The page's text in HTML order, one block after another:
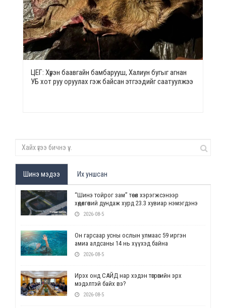
ЦЕГ: Хүрэн баавгайн бамбарууш, Халиун бугыг агнан
УБ хот руу оруулах гэж байсан этгээдийг саатуулжээ
Шинэ мэдээ Их уншсан
“Шинэ тойрог зам” төсөл хэрэгжсэнээр
хөдөлгөөний дундаж хурд 23.3 хувиар нэмэгдэнэ
2026-08-5
Он гарсаар усны ослын улмаас 59 иргэн
амиа алдсаны 14 нь хүүхэд байна
2026-08-5
Ирэх онд САЙД нар хэдэн төгрөгийн эрх
мэдэлтэй байх вэ?
2026-08-5